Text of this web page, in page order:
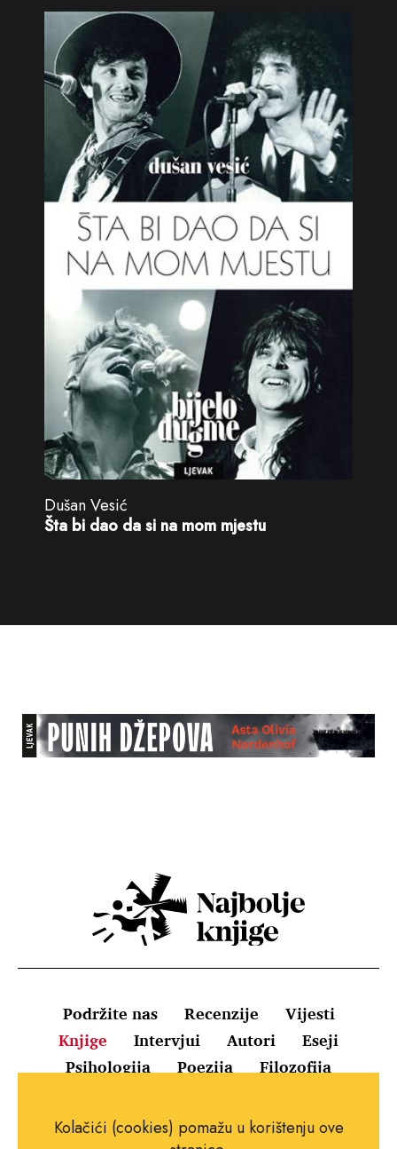
Dušan Vesić
Šta bi dao da si na mom mjestu
Podržite nas Recenzije
Vijesti
Knjige
Intervjui Autori
Eseji
Psihologija
Poezija Filozofija
Uvjeti korištenja
Pravila o kolačićima
Kolačići (cookies) pomažu u korištenju ove